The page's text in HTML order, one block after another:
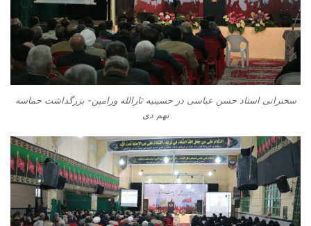
سخنرانی استاد حسن عباسی در حسینیه ثارالله ورامین- بزرگداشت حماسه
نهم دی